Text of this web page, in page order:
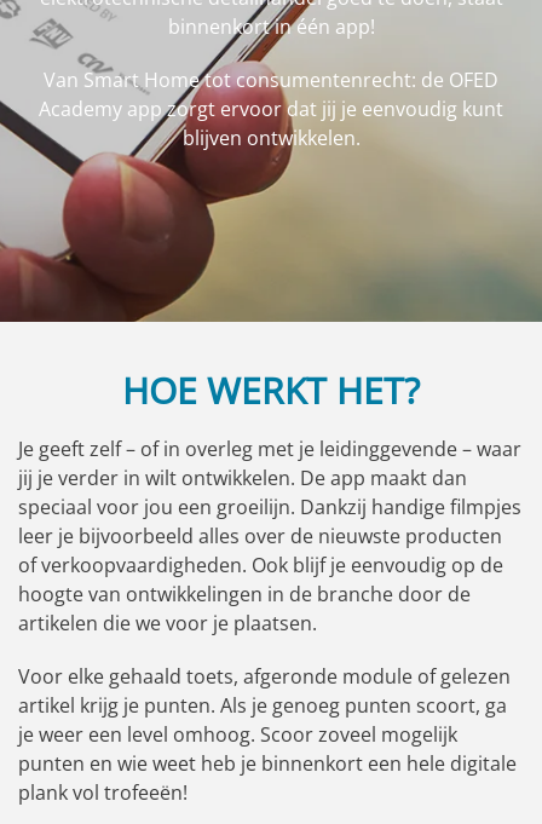
binnenkort in één app!
Van Smart Home tot consumentenrecht: de OFED
Academy app zorgt ervoor dat jij je eenvoudig kunt
blijven ontwikkelen.
HOE WERKT HET?
Je geeft zelf – of in overleg met je leidinggevende – waar
jij je verder in wilt ontwikkelen. De app maakt dan
speciaal voor jou een groeilijn. Dankzij handige filmpjes
leer je bijvoorbeeld alles over de nieuwste producten
of verkoopvaardigheden. Ook blijf je eenvoudig op de
hoogte van ontwikkelingen in de branche door de
artikelen die we voor je plaatsen.
Voor elke gehaald toets, afgeronde module of gelezen
artikel krijg je punten. Als je genoeg punten scoort, ga
je weer een level omhoog. Scoor zoveel mogelijk
punten en wie weet heb je binnenkort een hele digitale
plank vol trofeeën!